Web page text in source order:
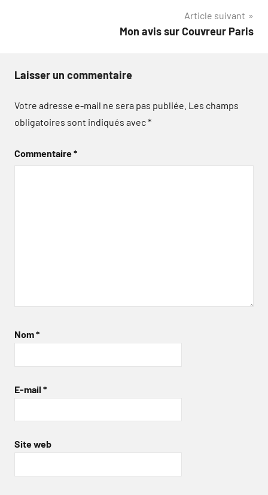
Article suivant
Mon avis sur Couvreur Paris
Laisser un commentaire
Votre adresse e-mail ne sera pas publiée. Les champs
obligatoires sont indiqués avec*
Commentaire*
Nom*
E-mail *
Site web